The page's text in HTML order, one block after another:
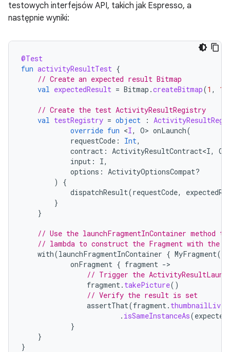
testowych interfejsów API, takich jak Espresso, a
następnie wyniki:
@Test
fun activityResultTest {
// Create an expected result Bitmap
val expectedResult = Bitmap .createBitmap(1 , 1
// Create the test ActivityResultRegistry
val testRegistry = object :
override fun <I, O> onLaunch(
requestCode : Int,
contract : ActivityResultContract<I, O
input : I,
options : ActivityOptionsCompat?
)
{
dispatchResult(requestCode,
}
}
// Use the launchFragmentInContainer method
// lambda to construct the Fragment with the
with(launchFragmentInContainer { MyFragment(
onFragment { fragment -
// Trigger the
fragment. takePicture()
// Verify the result is set
assertThat(fragment.
. isSameInstanceAs(
}
}
}